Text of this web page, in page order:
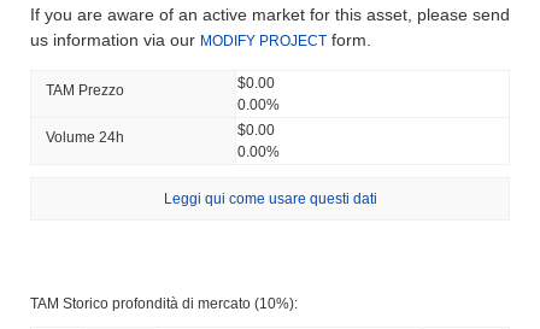
If you are aware of an active market for this asset, please send
us information via our MODIFY PROJECT form.
TAM Prezzo
$0.00
0.00%
Volume 24h
$0.00
0.00%
Leggi qui come usare questi dati
TAM Storico profondità di mercato (10%):